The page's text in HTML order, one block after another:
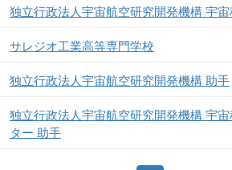
独立行政法人宇宙航空研究開発機構 宇
サレジオ工業高等専門学校
独立行政法人宇宙航空研究開発機構 助手
独立行政法人宇宙航空研究開発機構 宇
ター 助手